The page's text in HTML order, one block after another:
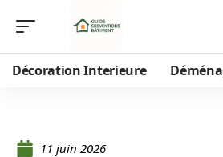
Décoration Interieure
11 juin 2026